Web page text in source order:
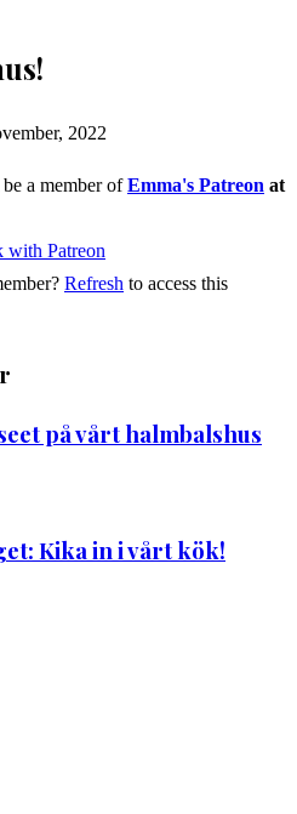
2022
a member ofEmma's Patreon at
with Patreon
Refresh to access this
på vårt halmbalshus
Kika in i vårt kök!